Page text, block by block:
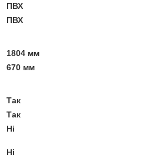
ПВХ
ПВХ
1804 мм
670 мм
Так
Так
Ні
Ні